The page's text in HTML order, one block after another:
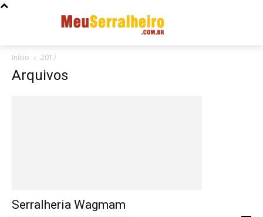
Início 2017
Arquivos
Serralheria Wagmam